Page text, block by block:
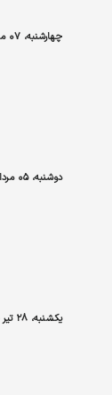
چهارشنبه، ۰۷ مرداد ۱۴۰۵
دوشنبه، ۰۵ مرداد ۱۴۰۵
یکشنبه، ۲۸ تیر ۱۴۰۵